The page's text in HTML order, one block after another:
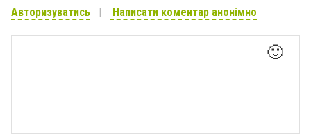
Авторизуватись Написати коментар анонімно
🙂